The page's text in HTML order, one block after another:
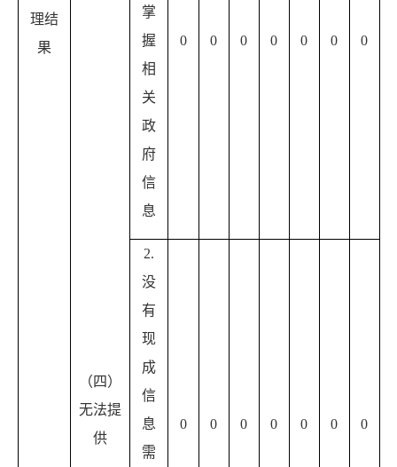
理结
果
（四）
无法提
供
掌
握
相
关
政
府
信
息
0 0 0 0 0 0 0
2.
没
有
现
成
信
息
需
0 0 0 0 0 0 0